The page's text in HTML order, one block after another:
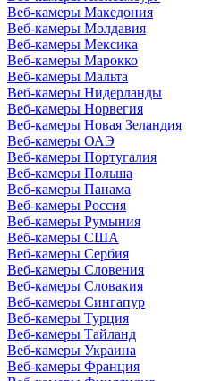
Веб-камеры Македония
Веб-камеры Молдавия
Веб-камеры Мексика
Веб-камеры Марокко
Веб-камеры Мальта
Веб-камеры Нидерланды
Веб-камеры Норвегия
Веб-камеры Новая Зеландия
Веб-камеры ОАЭ
Веб-камеры Португалия
Веб-камеры Польша
Веб-камеры Панама
Веб-камеры Россия
Веб-камеры Румыния
Веб-камеры США
Веб-камеры Сербия
Веб-камеры Словения
Веб-камеры Словакия
Веб-камеры Сингапур
Веб-камеры Турция
Веб-камеры Тайланд
Веб-камеры Украина
Веб-камеры Франция